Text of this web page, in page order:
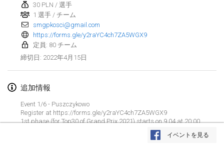
リストを表示
30 PLN / 選手
1 選手 / チーム
smgpkosci@gmail.com
https://forms.gle/y2raYC4ch7ZA5WGX9
定員: 80 チーム
締切日 : 2022年4月15日
追加情報
Event 1/6 - Puszczykowo
Register at https://forms.gle/y2raYC4ch7ZA5WGX9
1st phase (for Top30 of Grand Prix 2021) starts on 9.04 at 20:00
2nd phase (for everyone) starts on 12.04 at 20:00
イベントを見る
TangoMölkky
2022年2月5日 フィンランド
Kohti Kisoja
2022年2月12日|フィンランド
Yamagata Tournament
2022年2月13日
West Indiv Cup